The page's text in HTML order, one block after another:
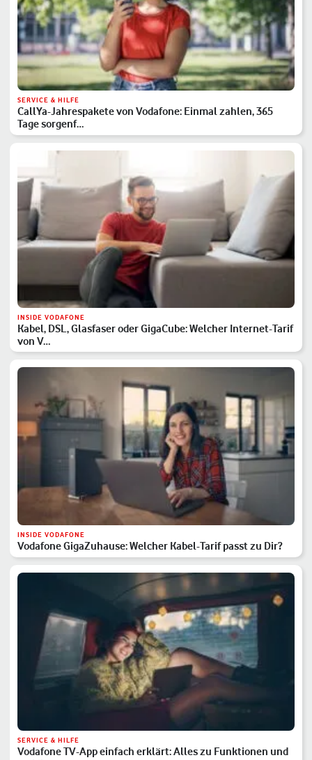
SERVICE & HILFE
CallYa-Jahrespakete von Vodafone: Einmal zahlen, 365
Tage sorgenf…
INSIDE VODAFONE
Kabel, DSL, Glasfaser oder GigaCube: Welcher Internet-Tarif
von V…
INSIDE VODAFONE
Vodafone GigaZuhause: Welcher Kabel-Tarif passt zu Dir?
SERVICE & HILFE
Vodafone TV-App einfach erklärt: Alles zu Funktionen und